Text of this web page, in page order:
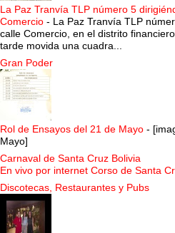
La Paz Tranvía TLP número 5
Comercio - La Paz Tranvía TLP
calle Comercio, en el distrito
tarde movida una cuadra...
Gran Poder
Rol de Ensayos del 21 de Mayo -
Mayo]
Carnaval de Santa Cruz Bolivia
En vivo por internet Corso de Santa
Discotecas, Restaurantes y Pubs